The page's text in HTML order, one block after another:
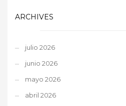
ARCHIVES
julio 2026
junio 2026
mayo 2026
abril 2026